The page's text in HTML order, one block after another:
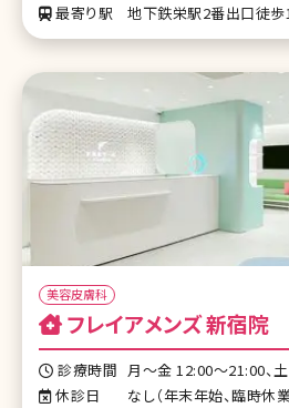
最寄り駅
地下鉄栄駅2番出口徒
美容皮膚科
フレイアメンズ 新宿院
診療時間 月～金 12:00～21:00、
休診日
なし（年末年始、臨時休